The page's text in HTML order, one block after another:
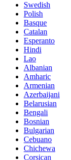
Swedish
Polish
Basque
Catalan
Esperanto
Hindi
Lao
Albanian
Amharic
Armenian
Azerbaijani
Belarusian
Bengali
Bosnian
Bulgarian
Cebuano
Chichewa
Corsican